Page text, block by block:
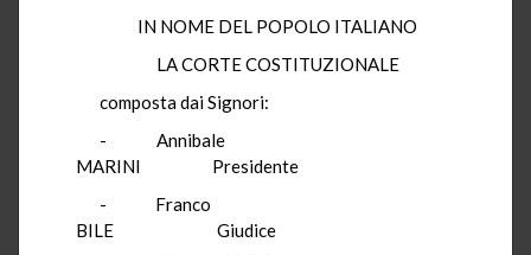
IN NOME DEL POPOLO ITALIANO
LA CORTE COSTITUZIONALE
composta dai Signori:
- Annibale
MARINI Presidente
- Franco
BILE Giudice